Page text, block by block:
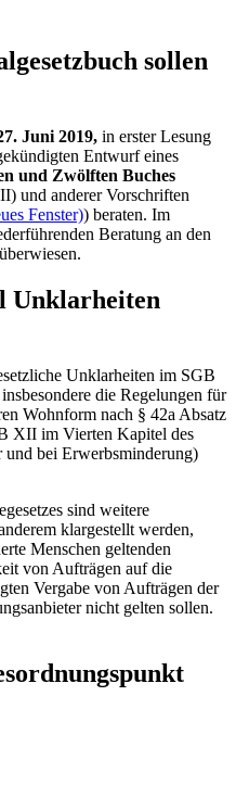
sollen
Juni 2019, in erster Lesung
Entwurf eines
und Zwölften Buches
und anderer Vorschriften
Fenster)) beraten. Im
Beratung an den
Unklarheiten
Unklarheiten im SGB
die Regelungen für
Wohnform nach § 42a Absatz
XII im Vierten Kapitel des
bei Erwerbsminderung)
sind weitere
klargestellt werden,
Menschen geltenden
von Aufträgen auf die
Vergabe von Aufträgen der
nicht gelten sollen.